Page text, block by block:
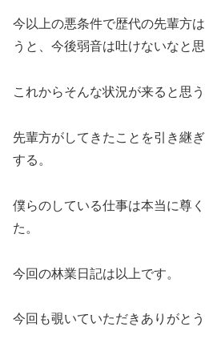
今以上の悪条件で歴代の先輩方
うと、今後弱音は吐けないなと思
これからそんな状況が来ると思
先輩方がしてきたことを引き継
する。
僕らのしている仕事は本当に尊
た。
今回の林業日記は以上です。
今回も覗いていただきありがと